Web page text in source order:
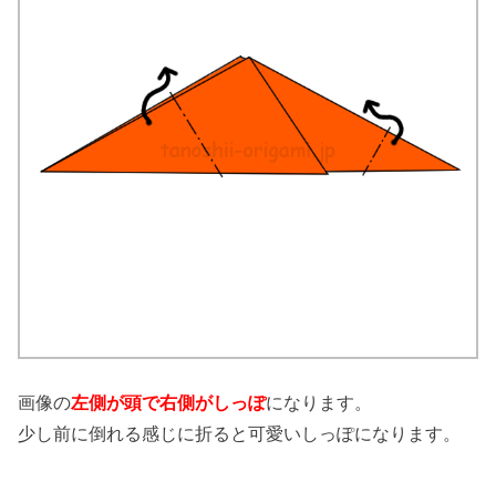
画像の左側が頭で右側がしっぽになります。
少し前に倒れる感じに折ると可愛いしっぽになります。